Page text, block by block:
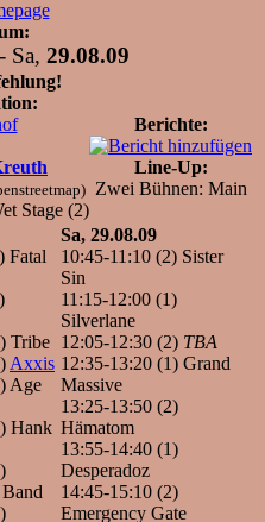
- Sa, 29.08.09
Berichte:
Line-Up:
Zwei Bühnen: Main
Stage (2)
Fatal
Tribe
Axxis
Age
Hank
Sa, 29.08.09
10:45-11:10 (2) Sister
Sin
11:15-12:00 (1)
Silverlane
12:05-12:30 (2) TBA
12:35-13:20 (1) Grand
Massive
13:25-13:50 (2)
Hämatom
13:55-14:40 (1)
Desperadoz
14:45-15:10 (2)
Emergency Gate